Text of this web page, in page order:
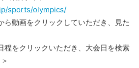
sports/olympics/
ら動画をクリックしていただき、見た
程をクリックいただき、大会日を検索